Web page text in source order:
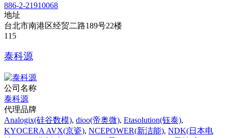
886-2-21910068
地址
台北市南港区经贸二路189号22楼
115‌
泰科源
公司名称
泰科源
代理品牌
Analogix(硅谷数模), dioo(帝奥微), Etasolution(钰泰),
KYOCERA AVX(京瓷), NCEPOWER(新洁能), NDK(日本电